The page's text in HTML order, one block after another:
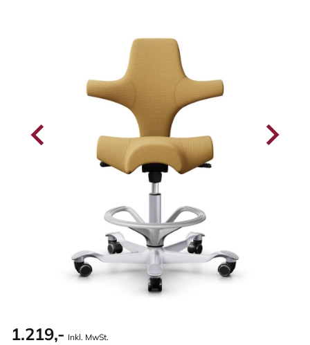
1.219,- Inkl. MwSt.